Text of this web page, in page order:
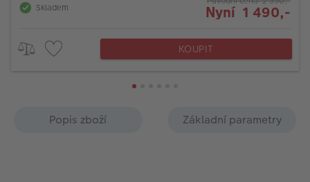
Skladem Nyní 1 490,-
KOUPIT
Popis zboží Základní parametry